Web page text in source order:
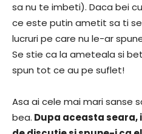
sa nu te imbeti). Daca bei
ce este putin ametit sa ti
lucruri pe care nu le-ar
Se stie ca la ameteala si
spun tot ce au pe suflet!
Asa ai cele mai mari sanse
bea. Dupa aceasta